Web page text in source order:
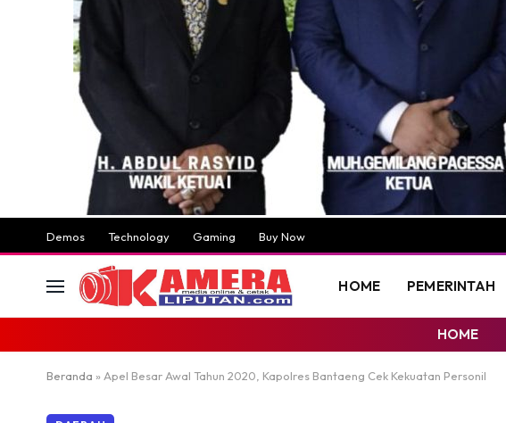
Demos Technology Gaming Buy Now
HOME PEMERINTAH
HOME
Beranda » Apel Besar Awal Tahun 2020, Kapolres Bantaeng Cek Kekuatan Personil